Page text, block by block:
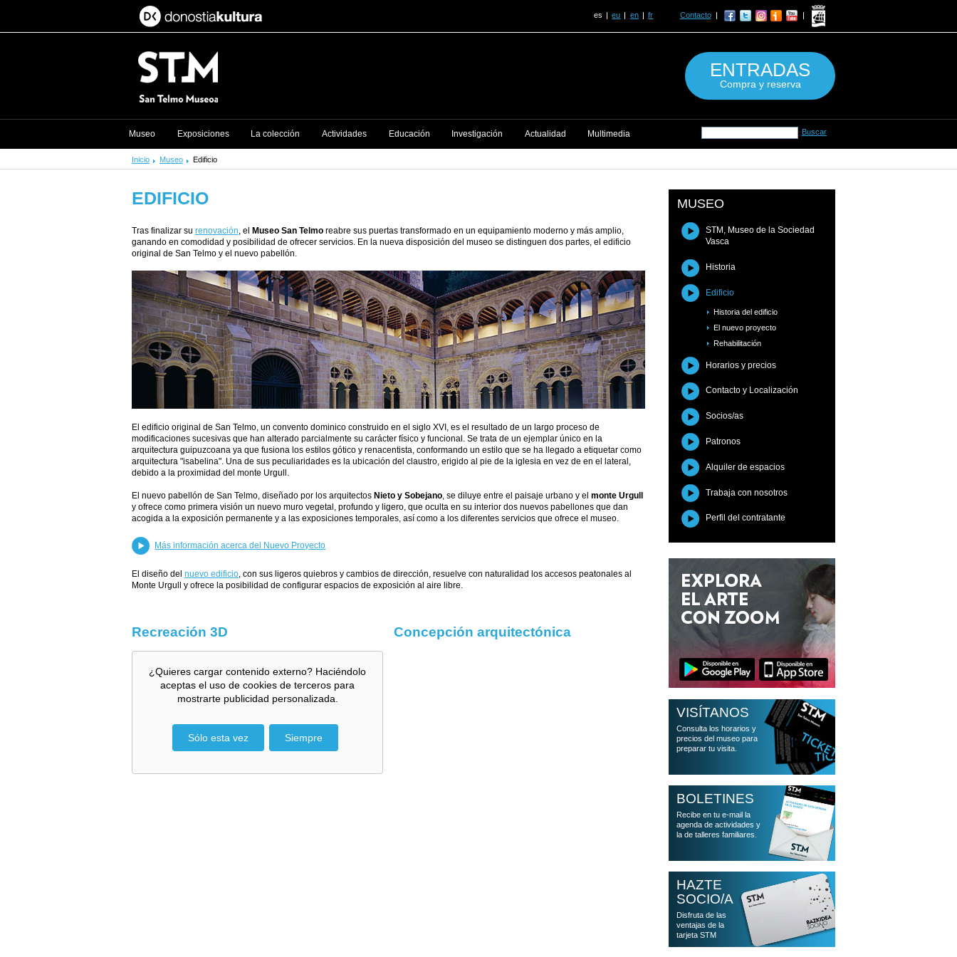
Inicio Museo Edificio
EDIFICIO
Tras finalizar su renovación , el Museo San Telmo reabre sus puertas transformado en un equipamiento moderno y más amplio,
ganando en comodidad y posibilidad de ofrecer servicios. En la nueva disposición del museo se distinguen dos partes, el edificio
original de San Telmo y el nuevo pabellón.
El edificio original de San Telmo, un convento dominico construido en el siglo XVI, es el resultado de un largo proceso de
modificaciones sucesivas que han alterado parcialmente su carácter físico y funcional. Se trata de un ejemplar único en la
arquitectura guipuzcoana ya que fusiona los estilos gótico y renacentista, conformando un estilo que se ha llegado a etiquetar como
arquitectura "isabelina". Una de sus peculiaridades es la ubicación del claustro, erigido al pie de la iglesia en vez de en el lateral,
debido a la proximidad del monte Urgull.
El nuevo pabellón de San Telmo, diseñado por los arquitectos Nieto y Sobejano, se diluye entre el paisaje urbano y el monte Urgull
y ofrece como primera visión un nuevo muro vegetal, profundo y ligero, que oculta en su interior dos nuevos pabellones que dan
acogida a la exposición permanente y a las exposiciones temporales, así como a los diferentes servicios que ofrece el museo.
Más información acerca del Nuevo Proyecto
El diseño del nuevo edificio, con sus ligeros quiebros y cambios de dirección, resuelve con naturalidad los accesos peatonales al
Monte Urgull y ofrece la posibilidad de configurar espacios de exposición al aire libre.
Recreación 3D
¿Quieres cargar contenido externo? Haciéndolo
aceptas el uso de cookies de terceros para
mostrarte publicidad personalizada.
Sólo esta vez Siempre
Concepción arquitectónica
MUSEO
STM, Museo de la Sociedad
Vasca
Historia
Edificio
Historia del edificio
El nuevo proyecto
Rehabilitación
Horarios y precios
Contacto y Localización
Socios/as
Patronos
Alquiler de espacios
Trabaja con nosotros
Perfil del contratante
VISÍTANOS
Consulta los horarios y
precios del museo para
preparar tu visita.
BOLETINES
Recibe en tu e-mail la
agenda de actividades y
la de talleres familiares.
HAZTE
SOCIO/A
Disfruta de las
ventajas de la
tarjeta STM
es eu en fr Contacto
ENTRADAS
Compra y reserva
Museo Exposiciones La colección Actividades Educación Investigación Actualidad Multimedia